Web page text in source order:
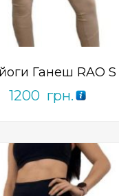
Ганеш RAO
1200 грн.